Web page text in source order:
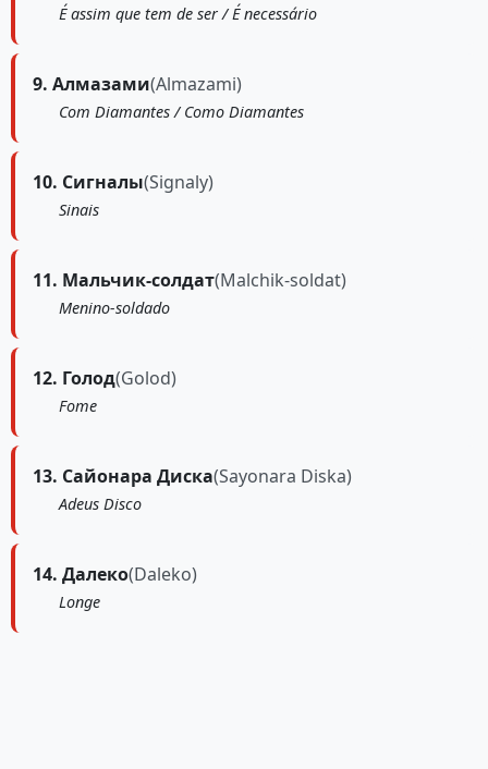
É assim que tem de ser / É necessário
9. Алмазами(Almazami)
Com Diamantes / Como Diamantes
10. Сигналы(Signaly)
Sinais
11. Мальчик-солдат(Malchik-soldat)
Menino-soldado
12. Голод(Golod)
Fome
13. Сайонара Диска(Sayonara Diska)
Adeus Disco
14. Далеко(Daleko)
Longe